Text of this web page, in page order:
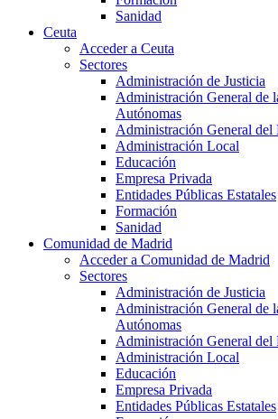
Sanidad
Ceuta
Acceder a Ceuta
Sectores
Administración de Justicia
Administración General de
Autónomas
Administración General del
Administración Local
Educación
Empresa Privada
Entidades Públicas Estatales
Formación
Sanidad
Comunidad de Madrid
Acceder a Comunidad de Madrid
Sectores
Administración de Justicia
Administración General de
Autónomas
Administración General del
Administración Local
Educación
Empresa Privada
Entidades Públicas Estatales